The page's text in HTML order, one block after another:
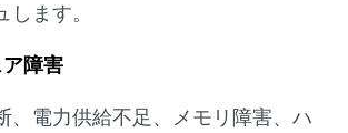
します。
障害
、電力供給不足、メモリ障害、ハ